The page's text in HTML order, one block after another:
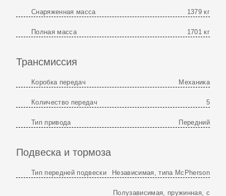
Снаряженная масса 1379 кг
Полная масса 1701 кг
Трансмиссия
Коробка передач Механика
Количество передач 5
Тип привода Передний
Подвеска и тормоза
Тип передней подвески Независимая, типа McPherson
Полузависимая, пружинная, с